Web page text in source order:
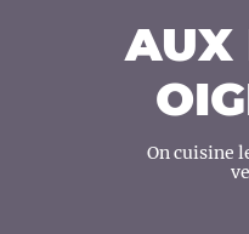
AUX
On cuisine